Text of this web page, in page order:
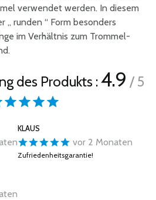
verwendet werden. In diesem
„ runden “ Form besonders
im Verhältnis zum Trommel-
des Produkts :4.9 / 5
KLAUS
vor 2 Monaten
Zufriedenheitsgarantie!